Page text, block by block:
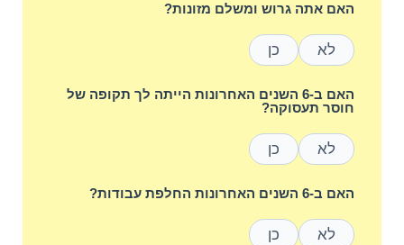
האם אתה גרוש ומשלם מזונות?
לא כן
האם ב-6 השנים האחרונות הייתה לך תקופה של
חוסר תעסוקה?
לא כן
האם ב-6 השנים האחרונות החלפת עבודות?
לא כן